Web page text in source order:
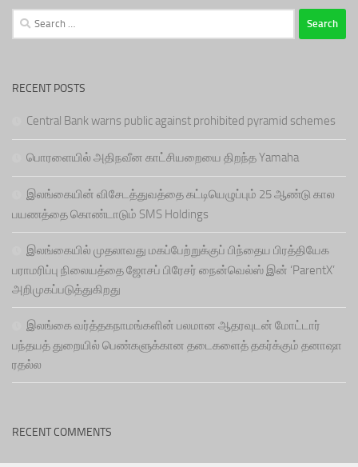
Search
for:
RECENT POSTS
Central Bank warns public against prohibited pyramid schemes
பொரளையில் அதிநவீன காட்சியறையை திறந்த Yamaha
இலங்கையின் விசேடத்துவத்தை கட்டியெழுப்பும் 25 ஆண்டு கால
பயணத்தை கொண்டாடும் SMS Holdings
இலங்கையில் முதலாவது மகப்பேற்றுக்குப் பிந்தைய பிரத்தியேக
பராமரிப்பு நிலையத்தை ஜோசப் பிரேசர் நைன்வெல்ஸ் இன் ‘ParentX’
அறிமுகப்படுத்துகிறது
இலங்கை வர்த்தகநாமங்களின் பலமான ஆதரவுடன் மோட்டார்
பந்தயத் துறையில் பெண்களுக்கான தடைகளைத் தகர்க்கும் தனாஷா
ரதல்ல
RECENT COMMENTS